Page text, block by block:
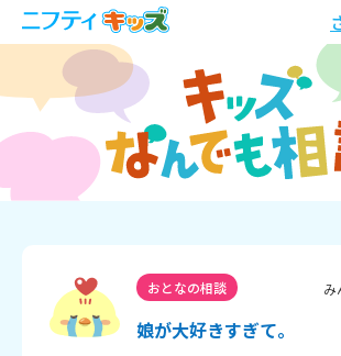
おとなの相談 み
娘が大好きすぎて。